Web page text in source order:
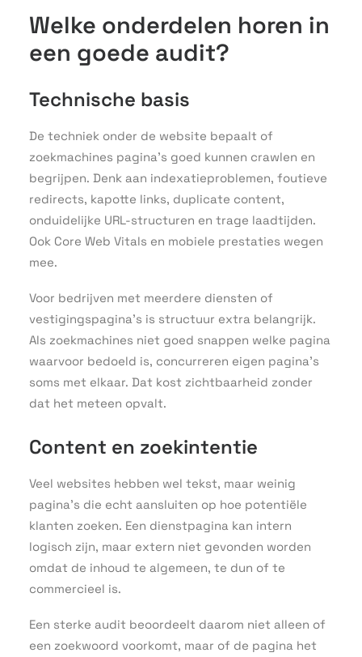
Welke onderdelen horen in
een goede audit?
Technische basis
De techniek onder de website bepaalt of
zoekmachines pagina’s goed kunnen crawlen en
begrijpen. Denk aan indexatieproblemen, foutieve
redirects, kapotte links, duplicate content,
onduidelijke URL-structuren en trage laadtijden.
Ook Core Web Vitals en mobiele prestaties wegen
mee.
Voor bedrijven met meerdere diensten of
vestigingspagina’s is structuur extra belangrijk.
Als zoekmachines niet goed snappen welke pagina
waarvoor bedoeld is, concurreren eigen pagina’s
soms met elkaar. Dat kost zichtbaarheid zonder
dat het meteen opvalt.
Content en zoekintentie
Veel websites hebben wel tekst, maar weinig
pagina’s die echt aansluiten op hoe potentiële
klanten zoeken. Een dienstpagina kan intern
logisch zijn, maar extern niet gevonden worden
omdat de inhoud te algemeen, te dun of te
commercieel is.
Een sterke audit beoordeelt daarom niet alleen of
een zoekwoord voorkomt, maar of de pagina het